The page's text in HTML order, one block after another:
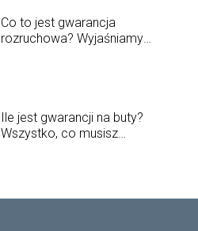
Co to jest gwarancja
rozruchowa? Wyjaśniamy
Ile jest gwarancji na buty?
Wszystko, co musisz